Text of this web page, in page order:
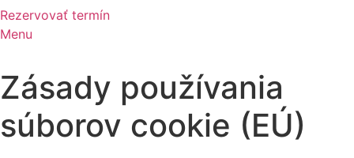
Rezervovať termín
Menu
Zásady používania
súborov cookie (EÚ)